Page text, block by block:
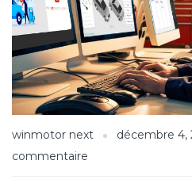
winmotor next décembre 4,
commentaire